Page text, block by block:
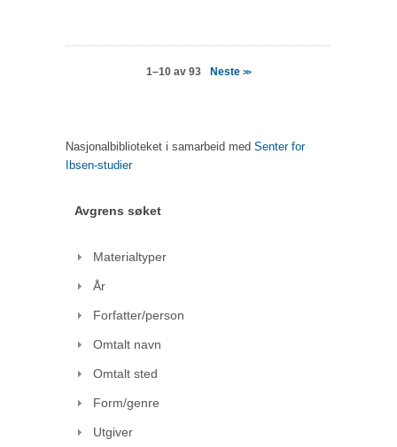
1–10 av 93 Neste>>
Nasjonalbiblioteket i samarbeid med Senter for
Ibsen-studier
Avgrens søket
Materialtyper
År
Forfatter/person
Omtalt navn
Omtalt sted
Form/genre
Utgiver